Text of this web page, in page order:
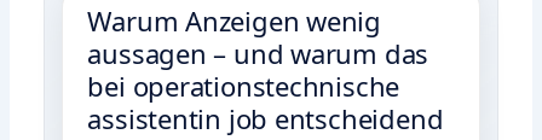
Warum Anzeigen wenig
aussagen – und warum das
bei operationstechnische
assistentin job entscheidend